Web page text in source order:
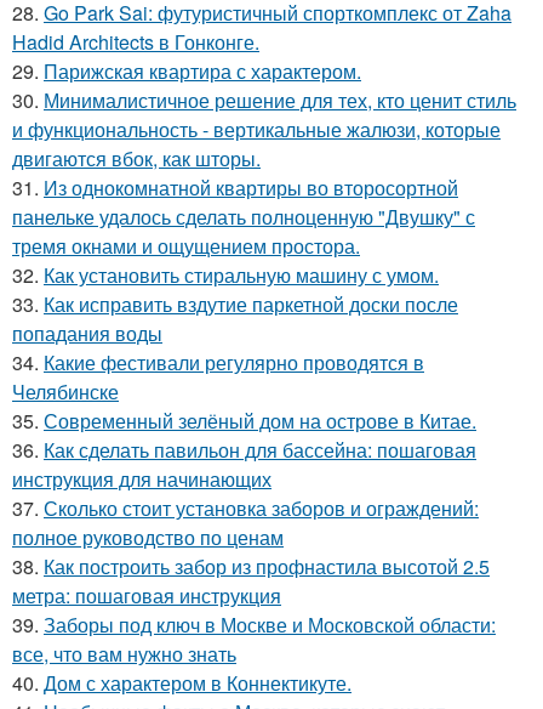
28. Go Park Sai: футуристичный спорткомплекс от Zaha
Hadid Architects в Гонконге.
29. Парижская квартира с характером.
30. Минималистичное решение для тех, кто ценит стиль
и функциональность - вертикальные жалюзи, которые
двигаются вбок, как шторы.
31. Из однокомнатной квартиры во второсортной
панельке удалось сделать полноценную "Двушку" с
тремя окнами и ощущением простора.
32. Как установить стиральную машину с умом.
33. Как исправить вздутие паркетной доски после
попадания воды
34. Какие фестивали регулярно проводятся в
Челябинске
35. Современный зелёный дом на острове в Китае.
36. Как сделать павильон для бассейна: пошаговая
инструкция для начинающих
37. Сколько стоит установка заборов и ограждений:
полное руководство по ценам
38. Как построить забор из профнастила высотой 2.5
метра: пошаговая инструкция
39. Заборы под ключ в Москве и Московской области:
все, что вам нужно знать
40. Дом с характером в Коннектикуте.